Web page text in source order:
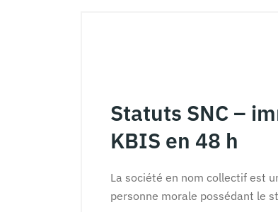
Statuts SNC –
KBIS en 48 h
La société en nom collectif est
personne morale possédant le